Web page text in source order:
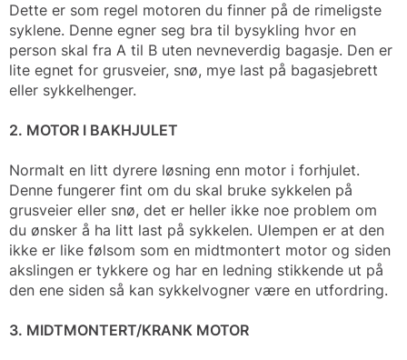
Dette er som regel motoren du finner på de rimeligste
syklene. Denne egner seg bra til bysykling hvor en
person skal fra A til B uten nevneverdig bagasje. Den er
lite egnet for grusveier, snø, mye last på bagasjebrett
eller sykkelhenger.
2. MOTOR I BAKHJULET
Normalt en litt dyrere løsning enn motor i forhjulet.
Denne fungerer fint om du skal bruke sykkelen på
grusveier eller snø, det er heller ikke noe problem om
du ønsker å ha litt last på sykkelen. Ulempen er at den
ikke er like følsom som en midtmontert motor og siden
akslingen er tykkere og har en ledning stikkende ut på
den ene siden så kan sykkelvogner være en utfordring.
3. MIDTMONTERT/KRANK MOTOR